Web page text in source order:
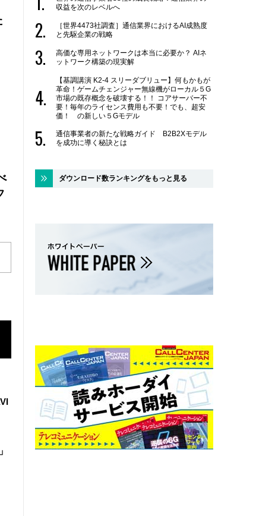
収益を次のレベルへ
［世界4473社調査］通信業界におけるAI成熟度
と先駆企業の戦略
高価な専用ネットワークは本当に必要か？ AIネ
ットワーク構築の現実解
【基調講演 K2-4 スリーダブリュー】何もかもが
革命！ゲームチェンジャー無線機がローカル５G
市場の既存概念を破壊する！！ コアサーバー不
要！毎年のライセンス費用も不要！でも、超安
価！ の新しい５Gモデル
通信事業者の新たな戦略ガイド B2B2Xモデル
を成功に導く秘訣とは
ダウンロード数ランキングをもっと見る